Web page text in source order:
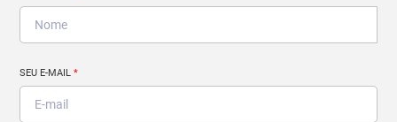
SEU E-MAIL*